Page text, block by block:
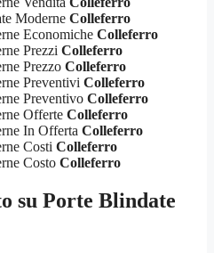
Moderne Colleferro
Economiche Colleferro
Prezzi Colleferro
Prezzo Colleferro
Preventivi Colleferro
Preventivo Colleferro
Offerte Colleferro
In Offerta Colleferro
Costi Colleferro
Costo Colleferro
su Porte Blindate